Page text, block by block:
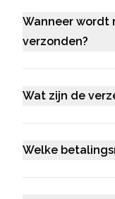
Wanneer wordt
verzonden?
Wat zijn de
Welke